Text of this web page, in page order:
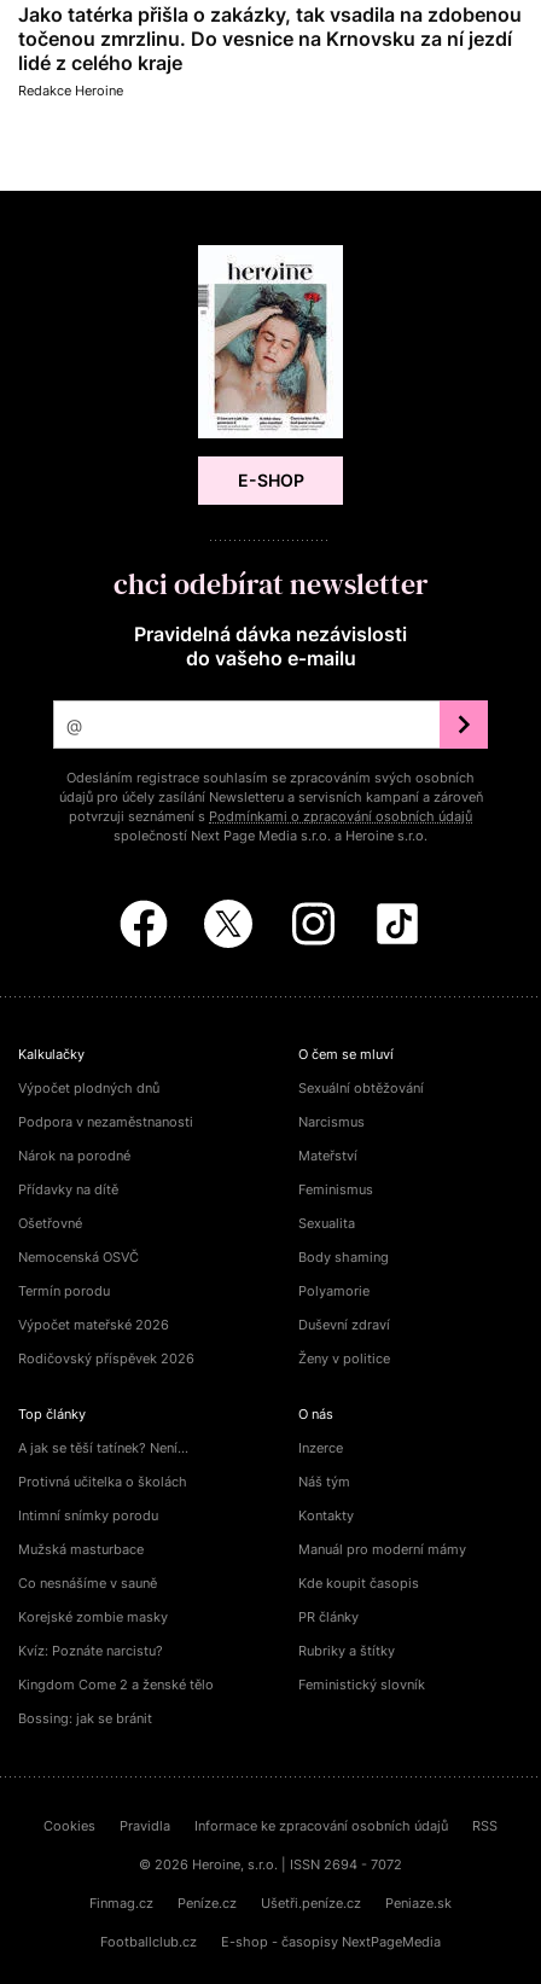
Jako tatérka přišla o zakázky, tak vsadila na zdobenou
točenou zmrzlinu. Do vesnice na Krnovsku za ní jezdí
lidé z celého kraje
Redakce Heroine
E-SHOP
chci odebírat newsletter
Pravidelná dávka nezávislosti
do vašeho e‑mailu
Odesláním registrace souhlasím se zpracováním svých osobních
údajů pro účely zasílání Newsletteru a servisních kampaní a zároveň
potvrzuji seznámení s Podmínkami o zpracování osobních údajů
společností Next Page Media s.r.o. a Heroine s.r.o.
Kalkulačky
Výpočet plodných dnů
Podpora v nezaměstnanosti
Nárok na porodné
Přídavky na dítě
Ošetřovné
Nemocenská OSVČ
Termín porodu
Výpočet mateřské 2026
Rodičovský příspěvek 2026
Top články
A jak se těší tatínek? Není…
Protivná učitelka o školách
Intimní snímky porodu
Mužská masturbace
Co nesnášíme v sauně
Korejské zombie masky
Kvíz: Poznáte narcistu?
Kingdom Come 2 a ženské tělo
Bossing: jak se bránit
O čem se mluví
Sexuální obtěžování
Narcismus
Mateřství
Feminismus
Sexualita
Body shaming
Polyamorie
Duševní zdraví
Ženy v politice
O nás
Inzerce
Náš tým
Kontakty
Manuál pro moderní mámy
Kde koupit časopis
PR články
Rubriky a štítky
Feministický slovník
Cookies Pravidla Informace ke zpracování osobních údajů RSS
© 2026 Heroine, s.r.o. | ISSN 2694 - 7072
Finmag.cz Peníze.cz Ušetři.peníze.cz Peniaze.sk
Footballclub.cz E-shop - časopisy NextPageMedia